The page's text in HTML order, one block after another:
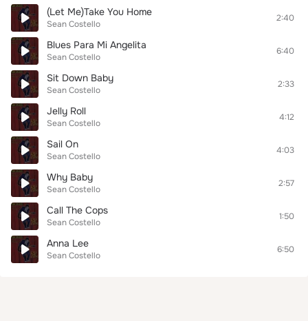
(Let Me)Take You Home
Sean Costello
2:40
Blues Para Mi Angelita
Sean Costello
6:40
Sit Down Baby
Sean Costello
2:33
Jelly Roll
Sean Costello
4:12
Sail On
Sean Costello
4:03
Why Baby
Sean Costello
2:57
Call The Cops
Sean Costello
1:50
Anna Lee
Sean Costello
6:50